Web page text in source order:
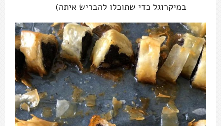
במיקרוגל כדי שתוכלו להבריש איתה)